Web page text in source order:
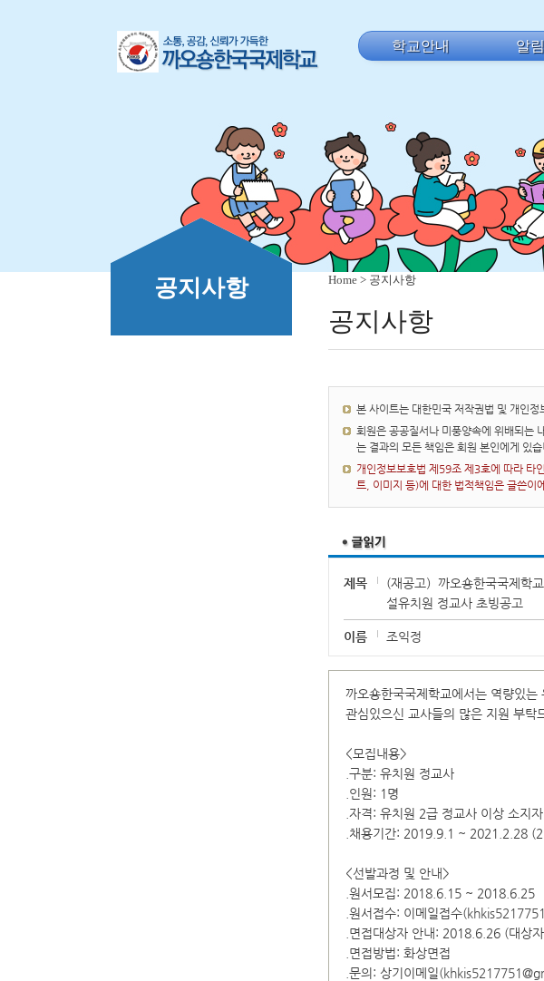
학교안내 알
공지사항 Home > 공지사항
공지사항
본 사이트는 대한민국 저작권법 및 개인정
회원은 공공질서나 미풍양속에 위배되는
는 결과의 모든 책임은 회원 본인에게 있
개인정보보호법 제59조 제3호에 따라 타
트, 이미지 등)에 대한 법적책임은 글쓴이
제목
(재공고）까오숑한국국제학
설유치원 정교사 초빙공고
이름 조익정
까오숑한국국제학교에서는 역량있는
관심있으신 교사들의 많은 지원 부탁
<모집내용>
.구분: 유치원 정교사
.인원: 1명
.자격: 유치원 2급 정교사 이상 소지
.채용기간: 2019.9.1 ~ 2021.2.28
<선발과정 및 안내>
.원서모집: 2018.6.15 ~ 2018.6.25
.원서접수: 이메일접수(
.면접대상자 안내: 2018.6.26 (대상
.면접방법: 화상면접
.문의: 상기이메일(